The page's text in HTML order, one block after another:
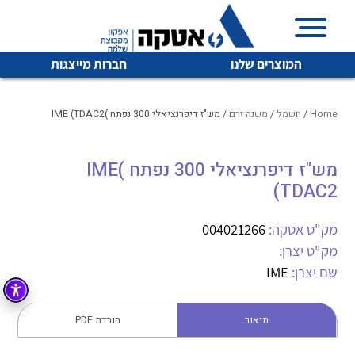
המוצרים שלנו חברות מייצגות
איכות | שרות | זמינות
אטקה בע”מ היא החברה הגדולה והמובילה בישראל בשיווק
מיתוג, בקרה , ואינסטלציה חשמלית ופעילה ב7 תחומים:
חשמל מיתוג ואינסטלציה חשמלית
בקרה
לכל מוצרי היצרן לכל מוצרי היצרן
לכל מוצרי היצרן לכל מוצרי היצרן
Home
/ חשמל / משנה זרם / מש"ז דיפרנציאלי 300 נפתח )IME (TDAC2
מש"ז דיפרנציאלי 300 נפתח )IME
(TDAC2
מק"ט אטקה: 004021266
מק"ט יצרן:
שם יצרן: IME
תיאור הורדת PDF